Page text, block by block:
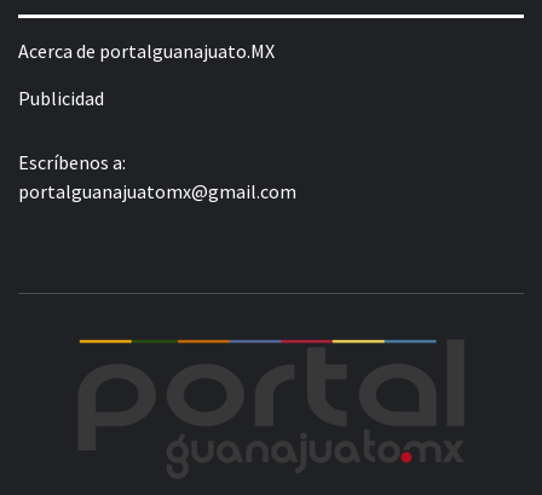
Acerca de portalguanajuato.MX
Publicidad
Escríbenos a:
portalguanajuatomx@gmail.com